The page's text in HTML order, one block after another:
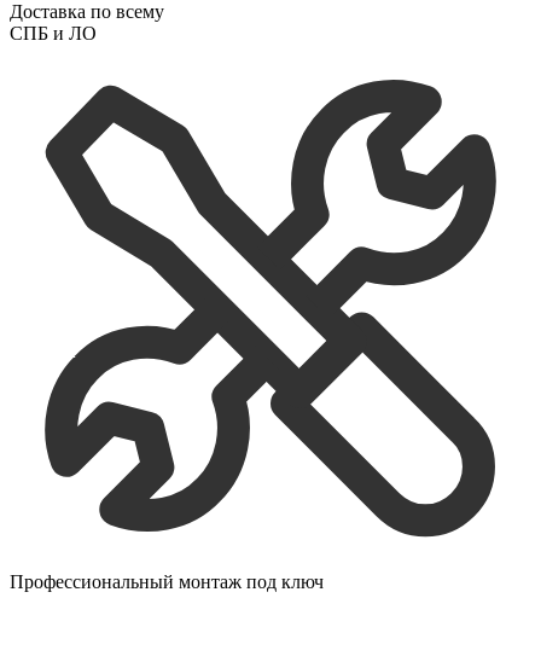
Доставка по всему
СПБ и ЛО
Профессиональный монтаж под ключ